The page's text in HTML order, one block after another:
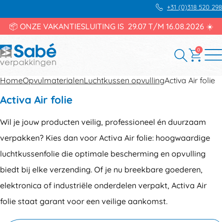
+31 (0)318 520 298
📦 ONZE VAKANTIESLUITING IS 29.07 T/M 16.08.2026 ☀️
0
HomeOpvulmaterialenLuchtkussen opvullingActiva Air folie
Activa Air folie
Wil je jouw producten veilig, professioneel én duurzaam
verpakken? Kies dan voor Activa Air folie: hoogwaardige
luchtkussenfolie die optimale bescherming en opvulling
biedt bij elke verzending. Of je nu breekbare goederen,
elektronica of industriële onderdelen verpakt, Activa Air
folie staat garant voor een veilige aankomst.